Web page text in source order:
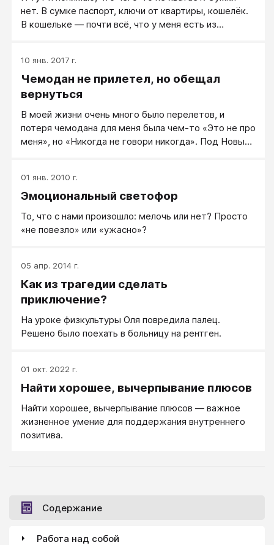
нет. В сумке паспорт, ключи от квартиры, кошелёк.
В кошельке — почти всё, что у меня есть из
телефон и немного мелочи.
10 янв. 2017 г.
Чемодан не прилетел, но обещал
вернуться
В моей жизни очень много было перелетов, и
потеря чемодана для меня была чем-то «Это не про
меня», но «Никогда не говори никогда». Под Новый
и дорогие украшения для Новогоднего ужина, а
также вещи моего маленького сына.
01 янв. 2010 г.
Эмоциональный светофор
То, что с нами произошло: мелочь или нет? Просто
«не повезло» или «ужасно»?
05 апр. 2014 г.
Как из трагедии сделать
приключение?
На уроке физкультуры Оля повредила палец.
Решено было поехать в больницу на рентген.
01 окт. 2022 г.
Найти хорошее, вычерпывание плюсов
Найти хорошее, вычерпывание плюсов — важное
жизненное умение для поддержания внутреннего
позитива.
Содержание
Работа над собой